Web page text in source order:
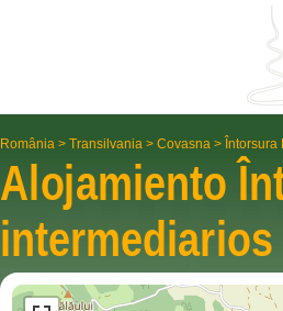
România > Transilvania > Covasna > Întorsura
Alojamiento
interme­diarios